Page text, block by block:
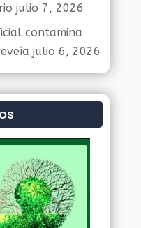
julio 7, 2026
contamina
julio 6, 2026